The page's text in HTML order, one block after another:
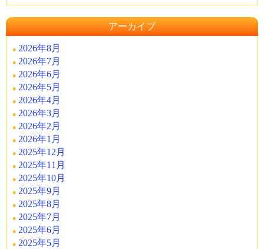
アーカイブ
2026年8月
2026年7月
2026年6月
2026年5月
2026年4月
2026年3月
2026年2月
2026年1月
2025年12月
2025年11月
2025年10月
2025年9月
2025年8月
2025年7月
2025年6月
2025年5月